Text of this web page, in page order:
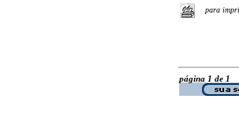
para
página 1 de 1